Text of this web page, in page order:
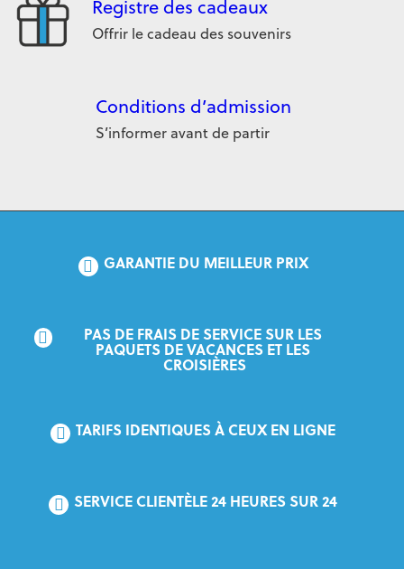
Registre des cadeaux
Offrir le cadeau des souvenirs
Conditions d’admission
S’informer avant de partir
GARANTIE DU MEILLEUR PRIX
PAS DE FRAIS DE SERVICE SUR LES
PAQUETS DE VACANCES ET LES
CROISIÈRES
TARIFS IDENTIQUES À CEUX EN LIGNE
SERVICE CLIENTÈLE 24 HEURES SUR 24